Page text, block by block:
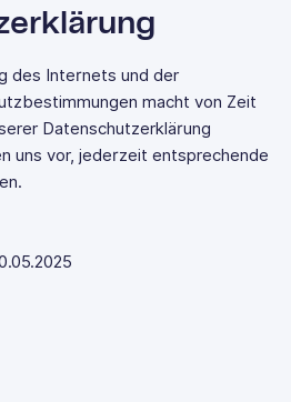
des Internets und der
macht von Zeit
Datenschutzerklärung
uns vor, jederzeit entsprechende